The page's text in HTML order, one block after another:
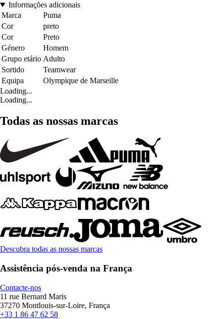
Informações adicionais
Marca
Puma
Cor
preto
Cor
Preto
Género
Homem
Grupo etário Adulto
Sortido
Teamwear
Equipa
Olympique de Marseille
Loading...
Loading...
Todas as nossas marcas
Descubra todas as nossas marcas
Assistência pós-venda na França
Contacte-nos
11 rue Bernard Maris
37270 Montlouis-sur-Loire, França
+33 1 86 47 62 58